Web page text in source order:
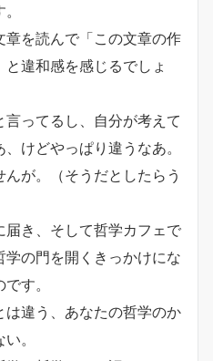
章を読んで「この文章の作
違和感を感じるでしょ
ってるし、 自分が考えて
けどやっぱり違うなあ。
んが。（そうだとしたらう
き、 そして哲学カフェで
学の門を開くきっかけにな
す。
違う、あなたの哲学のか
。